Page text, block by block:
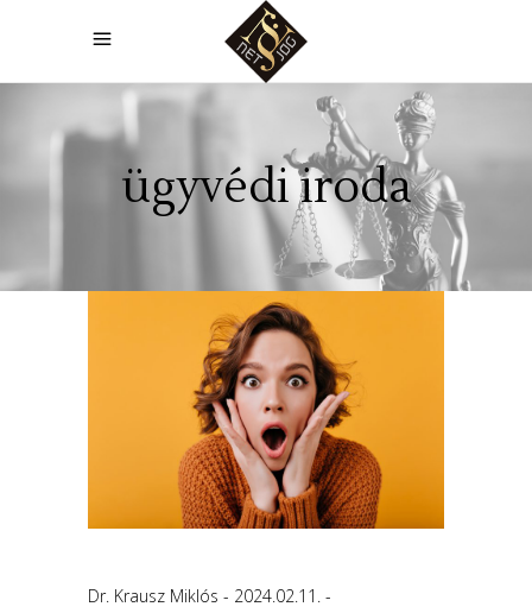
ügyvédi iroda
Dr. Krausz Miklós 2024.02.11.